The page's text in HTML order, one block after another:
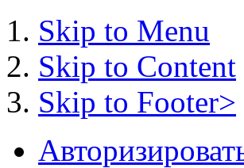
Skip to Menu
Skip to Content
Skip to Footer>